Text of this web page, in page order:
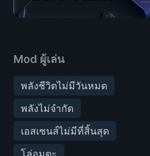
Mod ผู้เล่น
พลังชีวิตไม่มีวันหมด
พลังไม่จำกัด
เอสเซนส์ไม่มีที่สิ้นสุด
โล่อมตะ